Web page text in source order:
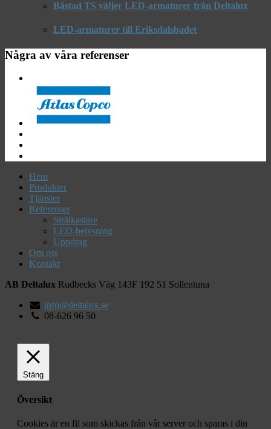
Båstad TS väljer LED-armaturer från Deltalux
LED-armaturer till Eriksdalsbadet
Några av våra referenser
Hem
Produkter
Tjänster
Referenser
Strålkastare
LED-belysning
Uppdrag
Om oss
Kontakt
AB Deltalux Rudbecks Väg 143F 192 51 Sollentuna
info@deltalux.se
08-626 96 50
Stäng
Översikt
Cookies är en fil som skickas från vår server och sparas i din